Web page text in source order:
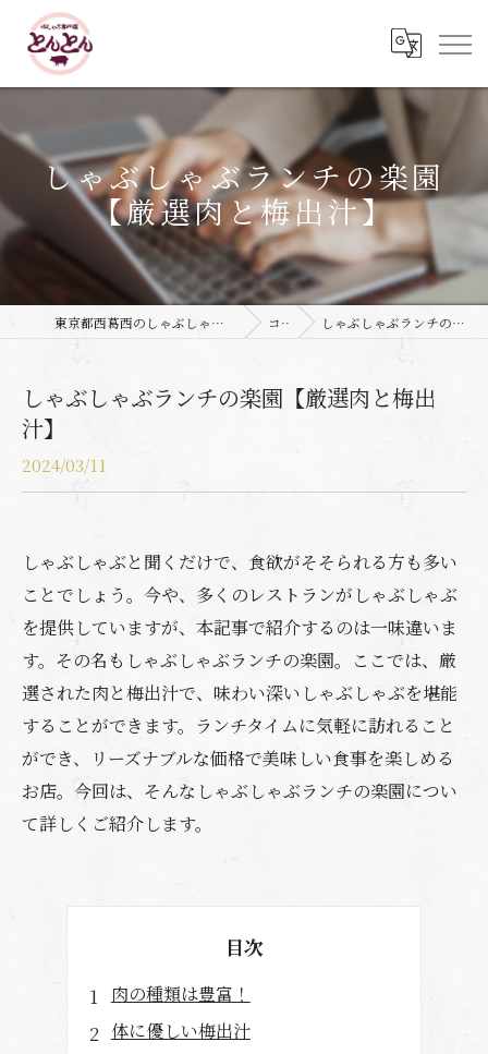
しゃぶしゃぶランチの楽園
【厳選肉と梅出汁】
東京都西葛西のしゃぶしゃぶなら豚しゃぶ専門店 とんとん コラム しゃぶしゃぶランチの楽園【厳選肉と梅出汁】
しゃぶしゃぶランチの楽園【厳選肉と梅出
汁】
2024/03/11
しゃぶしゃぶと聞くだけで、食欲がそそられる方も多い
ことでしょう。今や、多くのレストランがしゃぶしゃぶ
を提供していますが、本記事で紹介するのは一味違いま
す。その名もしゃぶしゃぶランチの楽園。ここでは、厳
選された肉と梅出汁で、味わい深いしゃぶしゃぶを堪能
することができます。ランチタイムに気軽に訪れること
ができ、リーズナブルな価格で美味しい食事を楽しめる
お店。今回は、そんなしゃぶしゃぶランチの楽園につい
て詳しくご紹介します。
目次
肉の種類は豊富！
体に優しい梅出汁